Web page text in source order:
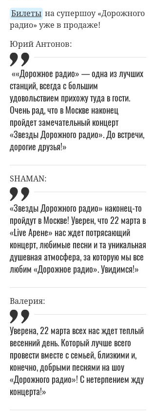
Билеты на супершоу «Дорожного
радио» уже в продаже!
Юрий Антонов:
««Дорожное радио» — одна из лучших
станций, всегда с большим
удовольствием прихожу туда в гости.
Очень рад, что в Москве наконец
пройдет замечательный концерт
«Звезды Дорожного радио». До встречи,
дорогие друзья!»
SHAMAN:
«Звезды Дорожного радио» наконец-то
пройдут в Москве! Уверен, что 22 марта в
«Live Арене» нас ждет потрясающий
концерт, любимые песни и та уникальная
душевная атмосфера, за которую мы все
любим «Дорожное радио». Увидимся!»
Валерия:
Уверена, 22 марта всех нас ждет теплый
весенний день. Который лучше всего
провести вместе с семьей, близкими и,
конечно, добрыми песнями на шоу
«Дорожного радио»! С нетерпением жду
концерта!»